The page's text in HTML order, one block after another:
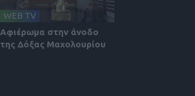
WEB TV
Αφιέρωμα στην άνοδο
της Δόξας Μαχολουρίου